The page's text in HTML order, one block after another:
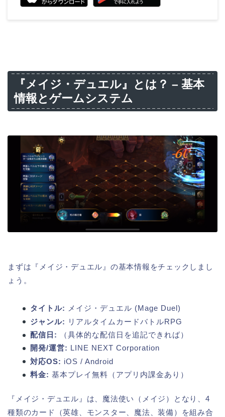
『メイジ・デュエル』とは？ – 基本
情報とゲームシステム
まずは『メイジ・デュエル』の基本情報をチェックしまし
ょう。
タイトル: メイジ・デュエル (Mage Duel)
ジャンル: リアルタイムカードバトルRPG
配信日:
（具体的な配信日を追記できれば）
開発/運営: LINE NEXT Corporation
対応OS: iOS / Android
料金: 基本プレイ無料（アプリ内課金あり）
『メイジ・デュエル』は、魔法使い（メイジ）となり、4
種類のカード（英雄、モンスター、魔法、装備）を組み合